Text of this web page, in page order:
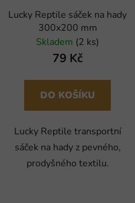
Lucky Reptile sáček na hady
300x200 mm
Skladem (2 ks)
79 Kč
DO KOŠÍKU
Lucky Reptile transportní
sáček na hady z pevného,
prodyšného textilu.